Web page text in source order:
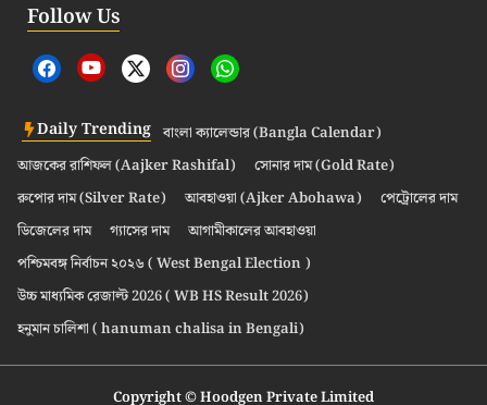
Follow Us
Daily Trending বাংলা ক্যালেন্ডার (Bangla Calendar)
আজকের রাশিফল (Aajker Rashifal)
সোনার দাম (Gold Rate)
রুপোর দাম (Silver Rate)
আবহাওয়া (Ajker Abohawa)
পেট্রোলের দাম
ডিজেলের দাম
গ্যাসের দাম
আগামীকালের আবহাওয়া
পশ্চিমবঙ্গ নির্বাচন ২০২৬ ( West Bengal Election )
উচ্চ মাধ্যমিক রেজাল্ট 2026 ( WB HS Result 2026)
হনুমান চালিশা ( hanuman chalisa in Bengali)
Copyright © Hoodgen Private Limited